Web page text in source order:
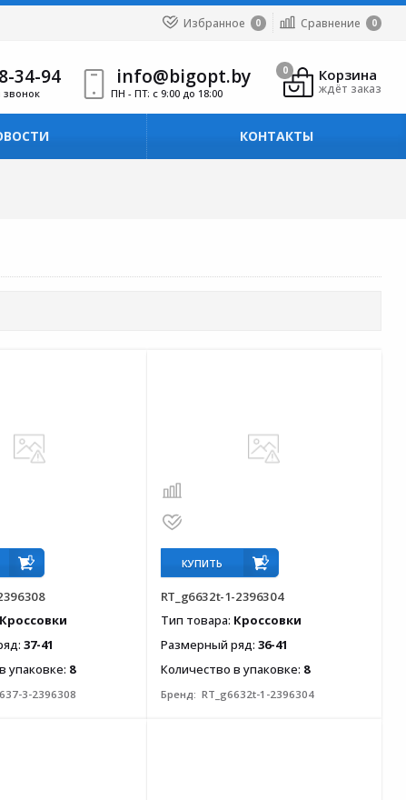
Избранное 0 Сравнение 0
34-94
звонок
info@bigopt.by
ПН - ПТ: с 9:00 до 18:00
Корзина
ждёт заказ
0
КОНТАКТЫ
Кроссовки
37-41
упаковке: 8
3-2396308
КУПИТЬ
RT_g6632t-1-2396304
Тип товара: Кроссовки
Размерный ряд: 36-41
Количество в упаковке: 8
Бренд: RT_g6632t-1-2396304